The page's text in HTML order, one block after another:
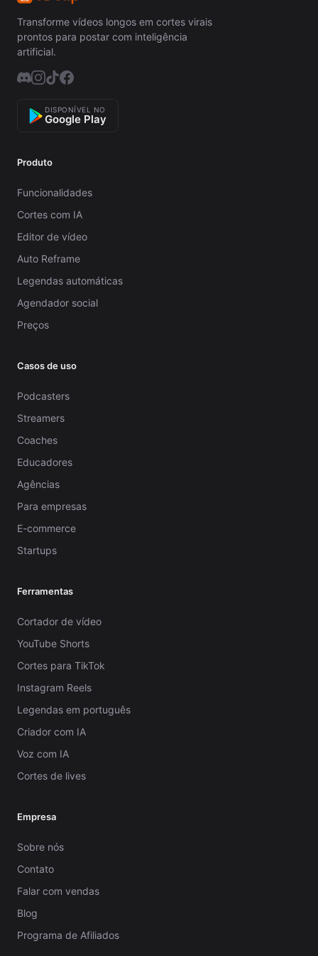
Transforme vídeos longos em cortes virais
prontos para postar com inteligência
artificial.
DISPONÍVEL NO
Google Play
Produto
Funcionalidades
Cortes com IA
Editor de vídeo
Auto Reframe
Legendas automáticas
Agendador social
Preços
Casos de uso
Podcasters
Streamers
Coaches
Educadores
Agências
Para empresas
E-commerce
Startups
Ferramentas
Cortador de vídeo
YouTube Shorts
Cortes para TikTok
Instagram Reels
Legendas em português
Criador com IA
Voz com IA
Cortes de lives
Empresa
Sobre nós
Contato
Falar com vendas
Blog
Programa de Afiliados